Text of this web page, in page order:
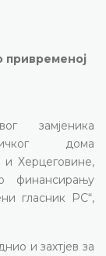
замјеника
дома
Херцеговине,
финансирању
гласник РС“,
и захтјев за